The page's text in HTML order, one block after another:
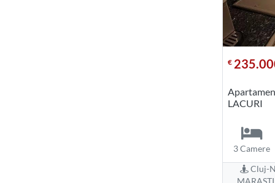
€
LACURI
3 Camere
Cluj-